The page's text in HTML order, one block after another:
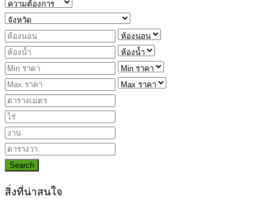
Search
สิ่งที่น่าสนใจ